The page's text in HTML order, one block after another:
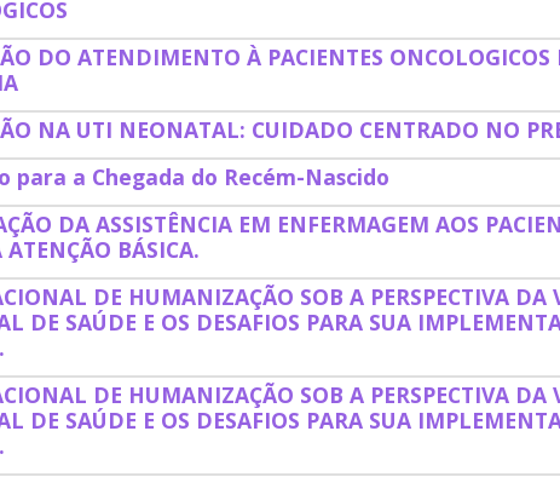
DO ATENDIMENTO À PACIENTES ONCOLOGICOS
NA UTI NEONATAL: CUIDADO CENTRADO NO
para a Chegada do Recém-Nascido
DA ASSISTÊNCIA EM ENFERMAGEM AOS
BÁSICA.
DE HUMANIZAÇÃO SOB A PERSPECTIVA DA
DE SAÚDE E OS DESAFIOS PARA SUA
DE HUMANIZAÇÃO SOB A PERSPECTIVA DA
DE SAÚDE E OS DESAFIOS PARA SUA